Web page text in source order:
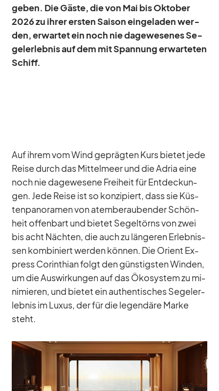
ge­ben. Die Gäste, die von Mai bis Ok­to­ber
2026 zu ih­rer ers­ten Sai­son ein­ge­la­den wer­
den, er­war­tet ein noch nie da­ge­we­se­nes Se­
gel­er­leb­nis auf dem mit Span­nung er­war­te­ten
Schiff.
Auf ih­rem vom Wind ge­präg­ten Kurs bie­tet jede
Reise durch das Mit­tel­meer und die Adria eine
noch nie da­ge­we­sene Frei­heit für Ent­de­ckun­
gen. Jede Reise ist so kon­zi­piert, dass sie Küs­
ten­pan­ora­men von atem­be­rau­ben­der Schön­
heit of­fen­bart und bie­tet Se­gel­törns von zwei
bis acht Näch­ten, die auch zu län­ge­ren Er­leb­nis­
sen kom­bi­niert wer­den kön­nen. Die Ori­ent Ex­
press Co­rin­thian folgt den güns­tigs­ten Win­den,
um die Aus­wir­kun­gen auf das Öko­sys­tem zu mi­
ni­mie­ren, und bie­tet ein au­then­ti­sches Se­gel­er­
leb­nis im Lu­xus, der für die le­gen­däre Marke
steht.